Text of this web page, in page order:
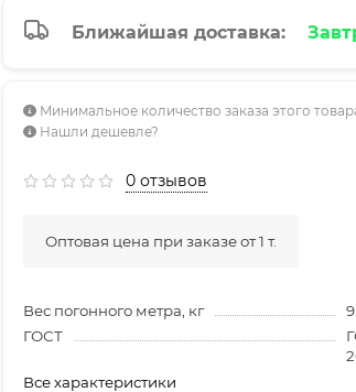
Ближайшая доставка:
Минимальное количество заказа этого товара
Нашли дешевле?
0 отзывов
Оптовая цена при заказе от 1 т.
Вес погонного метра, кг
ГОСТ
Все характеристики